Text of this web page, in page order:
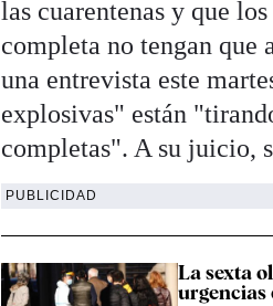
las cuarentenas y que
completa no tengan que
una entrevista este
explosivas" están
completas". A su juicio,
PUBLICIDAD
La sexta
urgencias